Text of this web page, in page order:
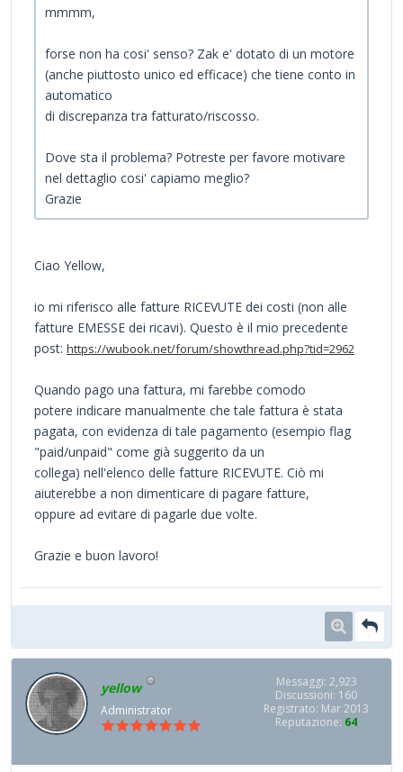
mmmm,
forse non ha cosi' senso? Zak e' dotato di un motore
(anche piuttosto unico ed efficace) che tiene conto in
automatico
di discrepanza tra fatturato/riscosso.
Dove sta il problema? Potreste per favore motivare
nel dettaglio cosi' capiamo meglio?
Grazie
Ciao Yellow,
io mi riferisco alle fatture RICEVUTE dei costi (non alle
fatture EMESSE dei ricavi). Questo è il mio precedente
post: https://wubook.net/forum/showthread.php?tid=2962
Quando pago una fattura, mi farebbe comodo
potere indicare manualmente che tale fattura è stata
pagata, con evidenza di tale pagamento (esempio flag
"paid/unpaid" come già suggerito da un
collega) nell'elenco delle fatture RICEVUTE. Ciò mi
aiuterebbe a non dimenticare di pagare fatture,
oppure ad evitare di pagarle due volte.
Grazie e buon lavoro!
yellow
Administrator
Messaggi: 2,923
Discussioni: 160
Registrato: Mar 2013
Reputazione: 64